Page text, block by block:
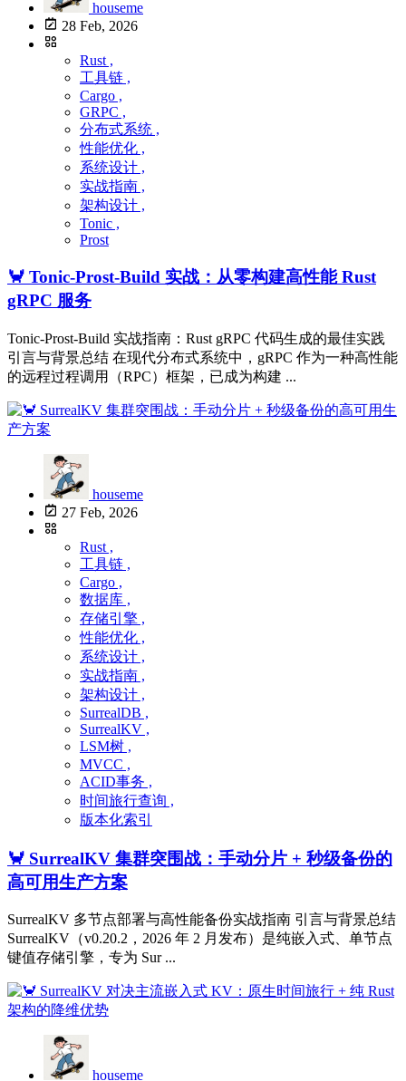
houseme
28 Feb, 2026
Rust ,
工具链 ,
Cargo ,
GRPC ,
分布式系统 ,
性能优化 ,
系统设计 ,
实战指南 ,
架构设计 ,
Tonic ,
Prost
🦀 Tonic-Prost-Build 实战：从零构建高性能 Rust
gRPC 服务
Tonic-Prost-Build 实战指南：Rust gRPC 代码生成的最佳实践
引言与背景总结 在现代分布式系统中，gRPC 作为一种高性能
的远程过程调用（RPC）框架，已成为构建 ...
houseme
27 Feb, 2026
Rust ,
工具链 ,
Cargo ,
数据库 ,
存储引擎 ,
性能优化 ,
系统设计 ,
实战指南 ,
架构设计 ,
SurrealDB ,
SurrealKV ,
LSM树 ,
MVCC ,
ACID事务 ,
时间旅行查询 ,
版本化索引
🦀 SurrealKV 集群突围战：手动分片 + 秒级备份的
高可用生产方案
SurrealKV 多节点部署与高性能备份实战指南 引言与背景总结
SurrealKV（v0.20.2，2026 年 2 月发布）是纯嵌入式、单节点
键值存储引擎，专为 Sur ...
houseme